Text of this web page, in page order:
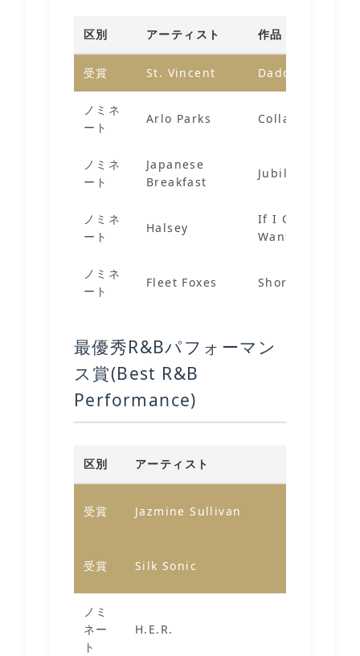
区別 アーティスト 作品
受賞 St. Vincent Daddy's Home
ノミネ
ート
Arlo Parks Collapsed In
ノミネ
ート
Japanese
Breakfast
Jubilee
ノミネ
ート
Halsey
If I Can't Have
Want Power
ノミネ
ート
Fleet Foxes Shore
最優秀R&Bパフォーマン
ス賞(Best R&B
Performance)
区別 アーティスト
受賞 Jazmine Sullivan
受賞 Silk Sonic
ノミ
ネー
ト
H.E.R.